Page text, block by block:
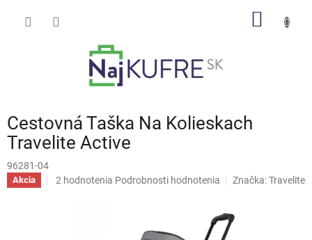
Cestovná Taška Na Kolieskach
Travelite Active
96281-04
Akcia
Priemerné
2 hodnotenia Podrobnosti hodnotenia Značka:Travelite